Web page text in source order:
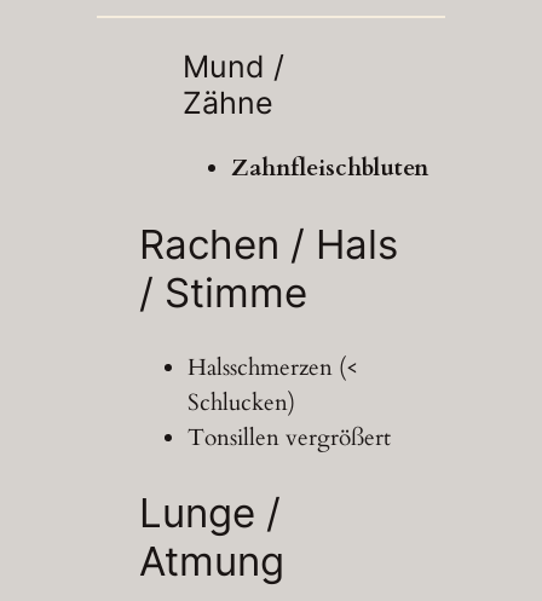
Mund /
Zähne
Zahnfleischbluten
Rachen / Hals
/ Stimme
Halsschmerzen (<
Schlucken)
Tonsillen vergrößert
Lunge /
Atmung